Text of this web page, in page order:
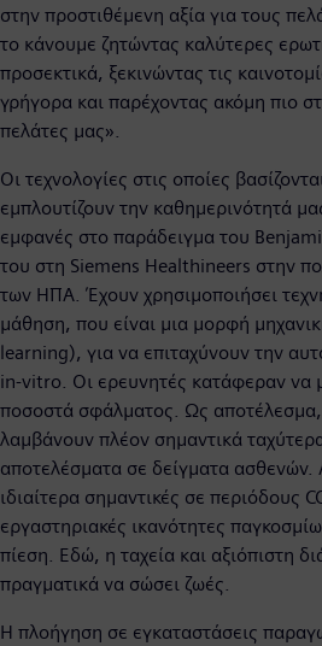
στην προστιθέμενη αξία για τους
το κάνουμε ζητώντας καλύτερες
προσεκτικά, ξεκινώντας τις
γρήγορα και παρέχοντας ακόμη πιο
πελάτες μας».
Οι τεχνολογίες στις οποίες
εμπλουτίζουν την καθημερινότητά
εμφανές στο παράδειγμα του
του στη Siemens Healthineers στην
των ΗΠΑ. Έχουν χρησιμοποιήσει
μάθηση, που είναι μια μορφή
learning), για να επιταχύνουν την
in-vitro. Οι ερευνητές κατάφεραν να
ποσοστά σφάλματος. Ως
λαμβάνουν πλέον σημαντικά
αποτελέσματα σε δείγματα ασθενών.
ιδιαίτερα σημαντικές σε περιόδους
εργαστηριακές ικανότητες
πίεση. Εδώ, η ταχεία και αξιόπιστη
πραγματικά να σώσει ζωές.
Η πλοήγηση σε εγκαταστάσεις